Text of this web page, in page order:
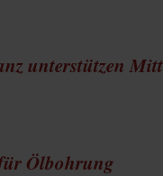
unterstützen Mitt
Ölbohrung